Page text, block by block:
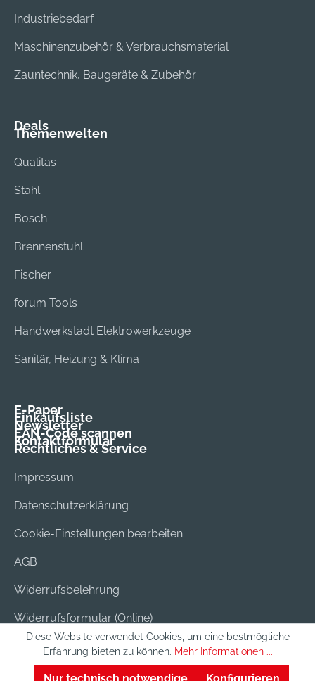
Industriebedarf
Maschinenzubehör & Verbrauchsmaterial
Zauntechnik, Baugeräte & Zubehör
Deals
Themenwelten
Qualitas
Stahl
Bosch
Brennenstuhl
Fischer
forum Tools
Handwerkstadt Elektrowerkzeuge
Sanitär, Heizung & Klima
E-Paper
Einkaufsliste
Newsletter
EAN-Code scannen
Kontaktformular
Rechtliches & Service
Impressum
Datenschutzerklärung
Cookie-Einstellungen bearbeiten
AGB
Widerrufsbelehrung
Widerrufsformular (Online)
Versand & Bezahlung
Batterieentsorgung
Diese Website verwendet Cookies, um eine bestmögliche
Erfahrung bieten zu können. Mehr Informationen ...